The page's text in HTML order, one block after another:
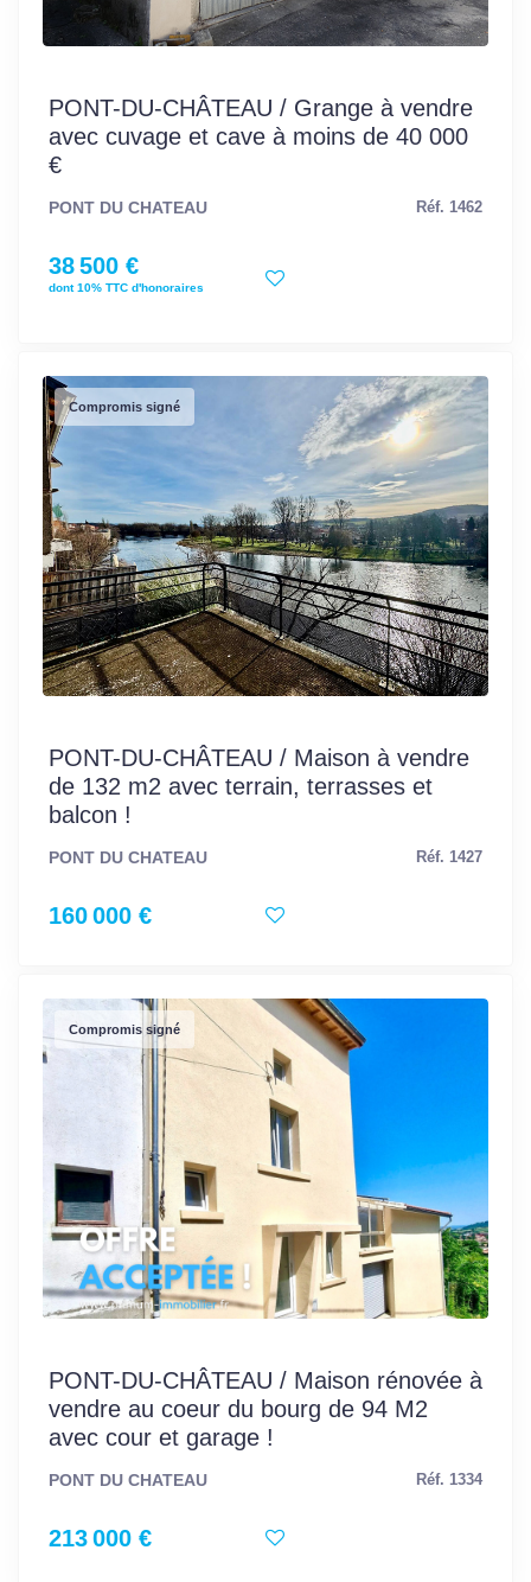
PONT-DU-CHÂTEAU / Grange à vendre
avec cuvage et cave à moins de 40 000
€
PONT DU CHATEAU Réf. 1462
38 500 €
dont 10% TTC d'honoraires
Compromis signé
PONT-DU-CHÂTEAU / Maison à vendre
de 132 m2 avec terrain, terrasses et
balcon !
PONT DU CHATEAU Réf. 1427
160 000 €
Compromis signé
PONT-DU-CHÂTEAU / Maison rénovée à
vendre au coeur du bourg de 94 M2
avec cour et garage !
PONT DU CHATEAU Réf. 1334
213 000 €